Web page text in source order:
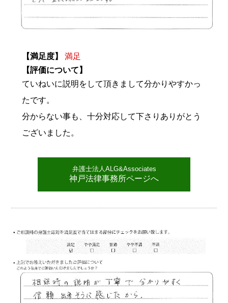
【満足度】
満足
【評価について】
ていねいに説明をして頂きまして分かりやすかっ
たです。
分からない事も、十分対応して下さりありがとう
ございました。
弁護士法人ALG&Associates
神戸法律事務所ページへ